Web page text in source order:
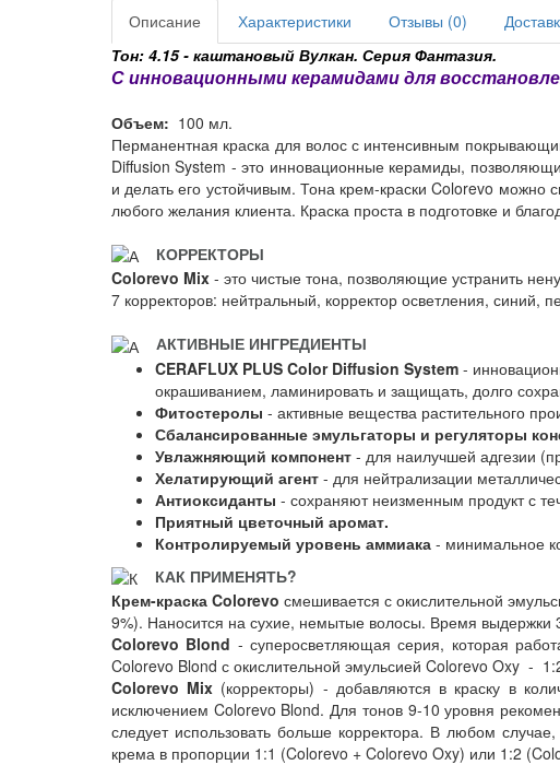
Описание Характеристики Отзывы (0)
Тон: 4.15 - каштановый Вулкан. Серия Фантазия.
С инновационными керамидами для
Объем: 100 мл.
Перманентная краска для волос с интенсивным
Diffusion System - это инновационные керамиды,
и делать его устойчивым. Тона крем-краски Colorevo можно
любого желания клиента. Краска проста в подготовке и
КОРРЕКТОРЫ
Colorevo Mix - это чистые тона, позволяющие устранить
7 корректоров: нейтральный, корректор осветления,
АКТИВНЫЕ ИНГРЕДИЕНТЫ
CERAFLUX PLUS Color Diffusion System -
окрашиванием, ламинировать и защищать, долго
Фитостеролы - активные вещества растительного
Сбалансированные эмульгаторы и регуляторы
Увлажняющий компонент - для наилучшей адгезии
Хелатирующий агент - для нейтрализации
Антиоксиданты - сохраняют неизменным продукт с
Приятный цветочный аромат.
Контролируемый уровень аммиака - минимальное
КАК ПРИМЕНЯТЬ?
Крем-краска Colorevo смешивается с окислительной
9%). Наносится на сухие, немытые волосы. Время выдержки
Colorevo Blond - суперосветляющая серия, которая
Colorevo Blond с окислительной эмульсией Colorevo Oxy -
Colorevo Mix (корректоры) - добавляются в краску в
исключением Colorevo Blond. Для тонов 9-10 уровня
следует использовать больше корректора. В любом
крема в пропорции 1:1 (Colorevo + Colorevo Oxy) или 1:2